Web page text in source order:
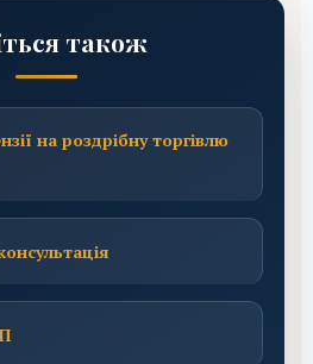
також
на роздрібну торгівлю